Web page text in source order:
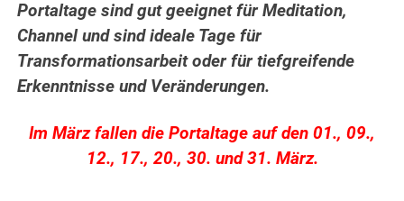
Portaltage sind gut geeignet für Meditation,
Channel und sind ideale Tage für
Transformationsarbeit oder für tiefgreifende
Erkenntnisse und Veränderungen.
Im März fallen die Portaltage auf den 01., 09.,
12., 17., 20., 30. und 31. März.